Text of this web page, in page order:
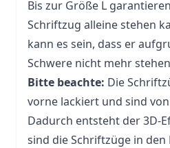
Bis zur Größe L
Schriftzug alleine stehen
kann es sein, dass er
Schwere nicht mehr
Bitte beachte: Die
vorne lackiert und sind
Dadurch entsteht der 3D-
sind die Schriftzüge in den